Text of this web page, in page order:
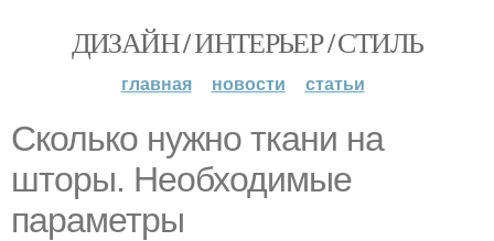
ДИЗАЙН / ИНТЕРЬЕР / СТИЛЬ
главная новости статьи
Сколько нужно ткани на
шторы. Необходимые
параметры